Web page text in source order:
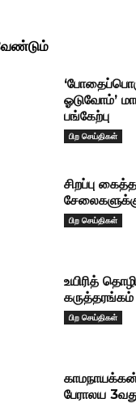
ஓடுவோம்’
பங்கேற்பு
பிற செய்திகள்
சிறப்பு
பிற செய்திகள்
உயிரித்
கருத்தரங்கம்
பிற செய்திகள்
பேராலய